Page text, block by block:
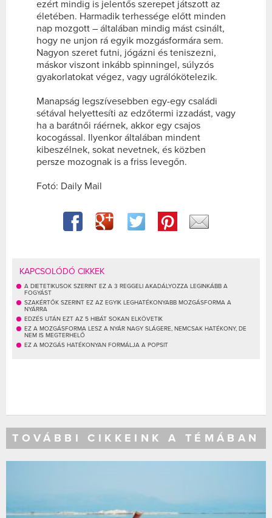
ezért mindig is jelentős szerepet játszott az
életében. Harmadik terhessége előtt minden
nap mozgott – általában mindig mást csinált,
hogy ne unjon rá egyik mozgásformára sem.
Nagyon szeret futni, jógázni és teniszezni,
máskor viszont inkább spinningel, súlyzós
gyakorlatokat végez, vagy ugrálókötelezik.
Manapság legszívesebben egy-egy családi
sétával helyettesíti az edzőtermi izzadást, vagy
ha a barátnői ráérnek, akkor egy csajos
kocogással. Ilyenkor általában mindent
kibeszélnek, sokat nevetnek, és közben
persze mozognak is a friss levegőn.
Fotó: Daily Mail
KAPCSOLÓDÓ CIKKEK
A DIETETIKUSOK SZERINT EZ A 3 REGGELI AKADÁLYOZZA LEGINKÁBB A
FOGYÁST
SZAKÉRTŐK SZERINT EZ AZ EGYIK LEGHATÉKONYABB MOZGÁSFORMA A
NYÁRRA
EDZÉS UTÁN EZT AZ 5 HIBÁT SOKAN ELKÖVETIK
EZ A MOZGÁSFORMA LESZ A NYÁR NAGY SLÁGERE, NEMCSAK HATÉKONY, DE
NEM IS MEGTERHELŐ
EZ A MOZGÁS HATÉKONYAN FORMÁLJA A POPSIT
TOVÁBBI CIKKEINK A TÉMÁBAN